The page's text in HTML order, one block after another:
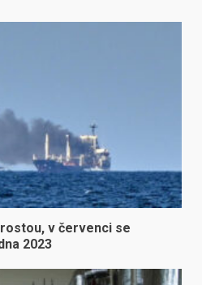
v červenci se
2023